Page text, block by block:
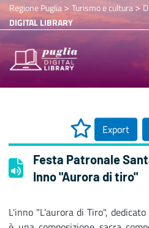
Regione Puglia> Turismo e cultura>
DIGITAL LIBRARY
Export
Festa Patronale
Inno "Aurora di tiro"
L'inno "L'aurora di Tiro",